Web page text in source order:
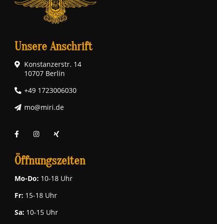
Unsere Anschrift
Konstanzerstr. 14
10707 Berlin
+49 1723006030
mo@miri.de
Öffnungszeiten
Mo-Do: 10-18 Uhr
Fr: 15-18 Uhr
Sa: 10-15 Uhr